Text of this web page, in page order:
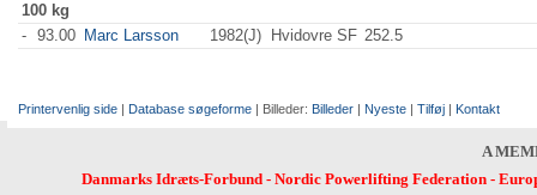
100 kg
- 93.00 Marc Larsson 1982(J) Hvidovre SF 252.5
Printervenlig side | Database søgeforme | Billeder: Billeder | Nyeste | Tilføj | Kontakt
A
Danmarks Idræts-Forbund- Nordic Powerlifting Federation-